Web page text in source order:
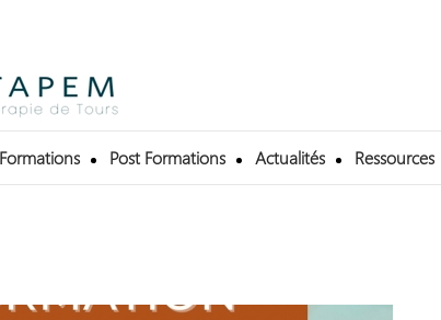
Formations Post Formations Actualités Ressources